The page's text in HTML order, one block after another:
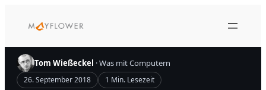
Inhalt
Tom Wießeckel · Was mit Computern
26. September 2018 1 Min. Lesezeit